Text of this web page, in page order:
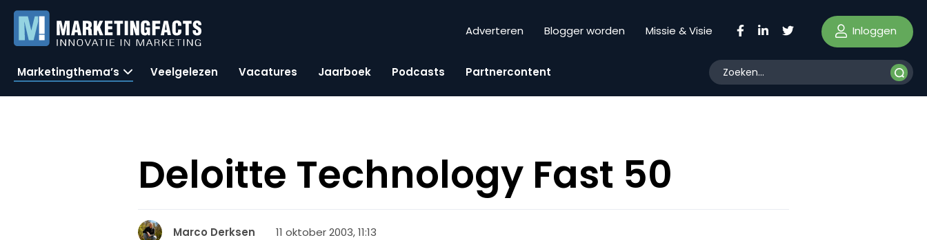
Adverteren Blogger worden Missie & Visie Inloggen
Marketingthema’s Veelgelezen Vacatures Jaarboek Podcasts Partnercontent
Deloitte Technology Fast 50
Marco Derksen 11 oktober 2003, 11:13